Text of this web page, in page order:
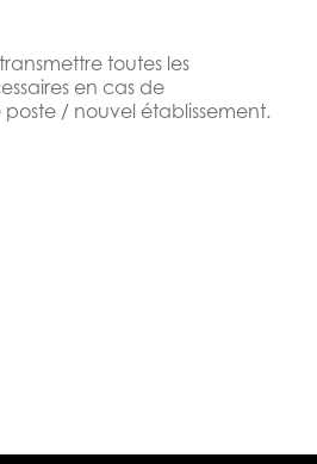
toutes les
en cas de
/ nouvel établissement.